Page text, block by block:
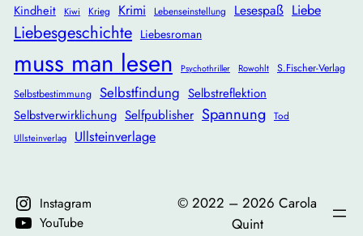
Kindheit Kiwi Krieg Krimi Lebenseinstellung Lesespaß Liebe
Liebesgeschichte Liebesroman
muss man lesen Psychothriller Rowohlt
S.Fischer-Verlag
Selbstbestimmung Selbstfindung Selbstreflektion
Selbstverwirklichung Selfpublisher Spannung Tod
Ullsteinverlag Ullsteinverlage
Instagram
YouTube
©️ 2022 – 2026 Carola
Quint